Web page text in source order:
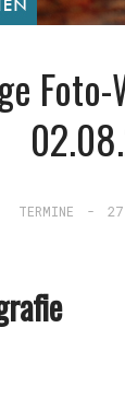
TERMINE -